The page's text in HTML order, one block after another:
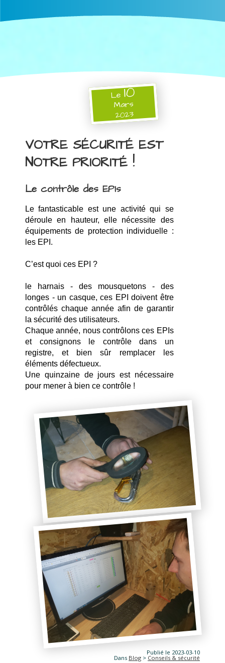
Le10
Mars
2023
VOTRE SÉCURITÉ EST
NOTRE PRIORITÉ !
Le contrôle des EPIs
Le fantasticable est une activité qui se
déroule en hauteur, elle nécessite des
équipements de protection individuelle :
les EPI.
C’est quoi ces EPI ?
le harnais - des mousquetons - des
longes - un casque, ces EPI doivent être
contrôlés chaque année afin de garantir
la sécurité des utilisateurs.
Chaque année, nous contrôlons ces EPIs
et consignons le contrôle dans un
registre, et bien sûr remplacer les
éléments défectueux.
Une quinzaine de jours est nécessaire
pour mener à bien ce contrôle !
Publié le 2023-03-10
Dans Blog > Conseils & sécurité